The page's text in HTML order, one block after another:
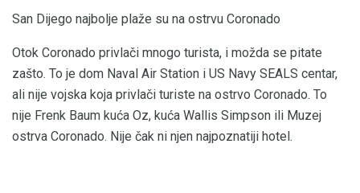
San Dijego najbolje plaže su na ostrvu Coronado
Otok Coronado privlači mnogo turista, i možda se pitate
zašto. To je dom Naval Air Station i US Navy SEALS centar,
ali nije vojska koja privlači turiste na ostrvo Coronado. To
nije Frenk Baum kuća Oz, kuća Wallis Simpson ili Muzej
ostrva Coronado. Nije čak ni njen najpoznatiji hotel.